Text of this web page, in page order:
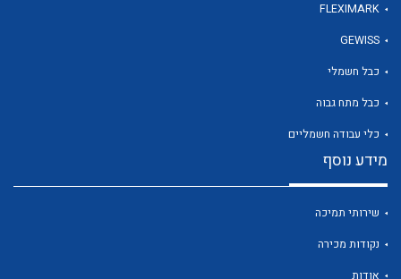
FLEXIMARK
GEWISS
כבל חשמלי
כבל מתח גבוה
כלי עבודה חשמליים
מידע נוסף
שירותי תמיכה
נקודות מכירה
אודות